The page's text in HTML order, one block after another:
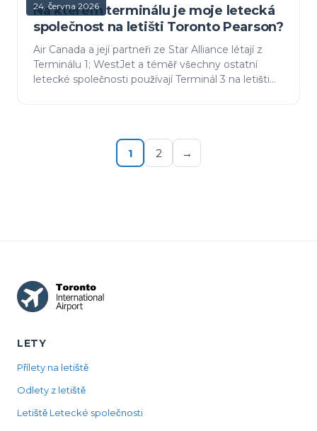
24. června 2026
Na kterém terminálu je moje letecká
společnost na letišti Toronto Pearson?
Air Canada a její partneři ze Star Alliance létají z
Terminálu 1; WestJet a téměř všechny ostatní
letecké společnosti používají Terminál 3 na letišti
1 2 →
LETY
Přílety na letiště
Odlety z letiště
Letiště Letecké společnosti